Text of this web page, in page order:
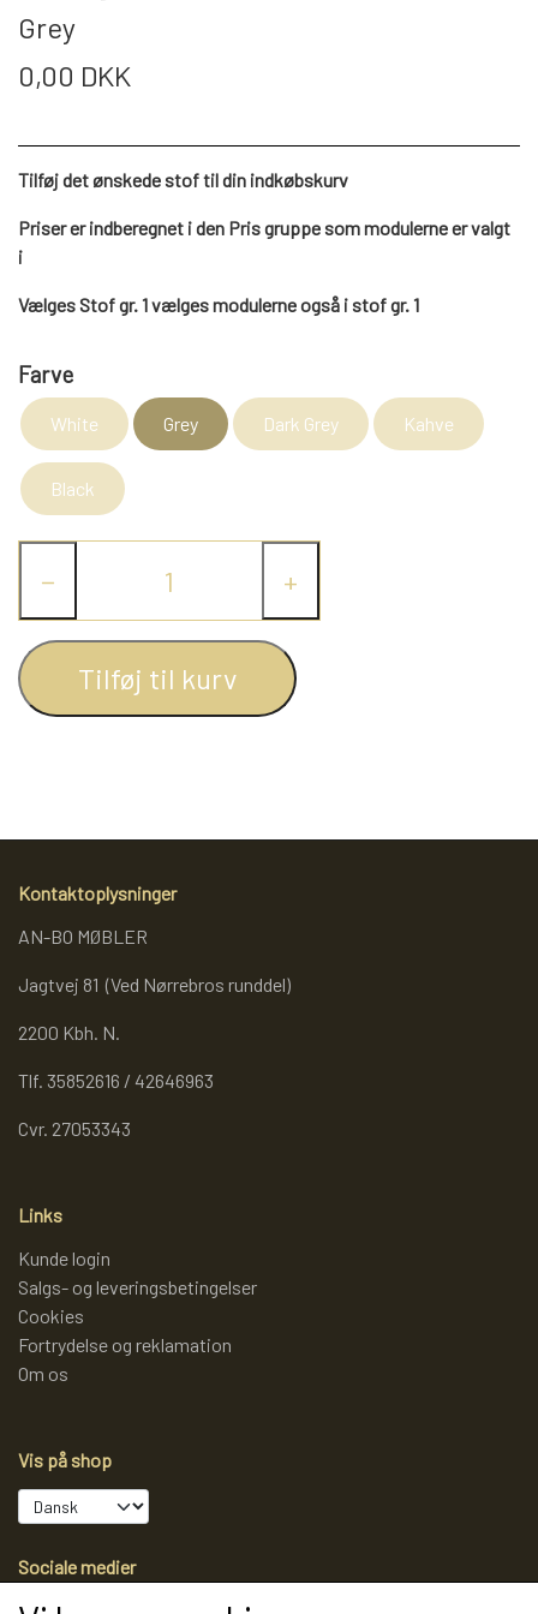
BELYSNING
REOL MISTRAL
REOL BASIC
REOLER/OPBEVARING
REOLSÆT
SPEJLE
SPEJLE
SPEJLE
AFHENTNING
MONTERING & LEVERING
Grey
0,00 DKK
Tilføj det ønskede stof til din indkøbskurv
Priser er indberegnet i den Pris gruppe som modulerne er valgt
i
Vælges Stof gr. 1 vælges modulerne også i stof gr. 1
Farve
White Grey Dark Grey Kahve
Black
− +
Tilføj til kurv
Kontaktoplysninger
AN-BO MØBLER
Jagtvej 81 (Ved Nørrebros runddel)
2200 Kbh. N.
Tlf. 35852616 / 42646963
Cvr. 27053343
Links
Kunde login
Salgs- og leveringsbetingelser
Cookies
Fortrydelse og reklamation
Om os
Vis på shop
Sociale medier